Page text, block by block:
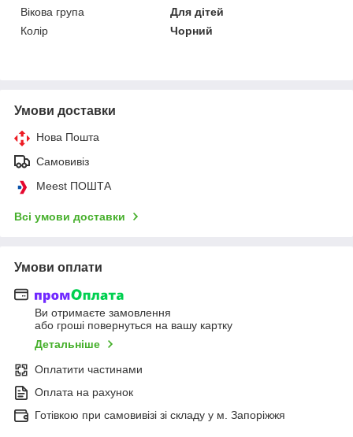
Вікова група
Для дітей
Колір
Чорний
Умови доставки
Нова Пошта
Самовивіз
Meest ПОШТА
Всі умови доставки
Умови оплати
Ви отримаєте замовлення
або гроші повернуться на вашу картку
Детальніше
Оплатити частинами
Оплата на рахунок
Готівкою при самовивізі зі складу у м. Запоріжжя